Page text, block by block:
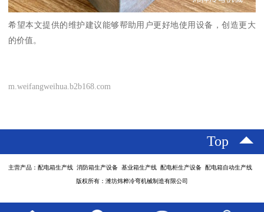
希望本文提供的维护建议能够帮助用户更好地使用设备，创造更大
的价值。
m.weifangweihua.b2b168.com
Top
主营产品：配电箱生产线 消防箱生产设备 基业箱生产线 配电柜生产设备 配电箱自动生产线
版权所有：潍坊炜桦冷弯机械制造有限公司